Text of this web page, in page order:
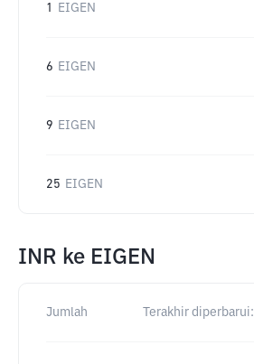
1 EIGEN
6 EIGEN
9 EIGEN
25 EIGEN
INR ke EIGEN
Jumlah Terakhir diperbarui: